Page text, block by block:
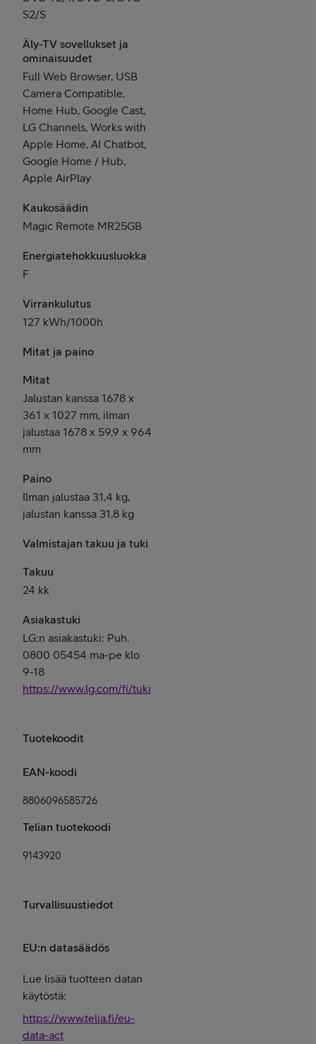
S2/S
Äly-TV sovellukset ja
ominaisuudet
Full Web Browser, USB
Camera Compatible,
Home Hub, Google Cast,
LG Channels, Works with
Apple Home, AI Chatbot,
Google Home / Hub,
Apple AirPlay
Kaukosäädin
Magic Remote MR25GB
Energiatehokkuusluokka
F
Virrankulutus
127 kWh/1000h
Mitat ja paino
Mitat
Jalustan kanssa 1678 x
361 x 1027 mm, ilman
jalustaa 1678 x 59,9 x 964
mm
Paino
Ilman jalustaa 31,4 kg,
jalustan kanssa 31,8 kg
Valmistajan takuu ja tuki
Takuu
24 kk
Asiakastuki
LG:n asiakastuki: Puh.
0800 05454 ma-pe klo
9-18
https://www.lg.com/fi/tuki
Tuotekoodit
EAN-koodi
8806096585726
Telian tuotekoodi
9143920
Turvallisuustiedot
EU:n datasäädös
Lue lisää tuotteen datan
käytöstä:
https://www.telia.fi/eu-
data-act